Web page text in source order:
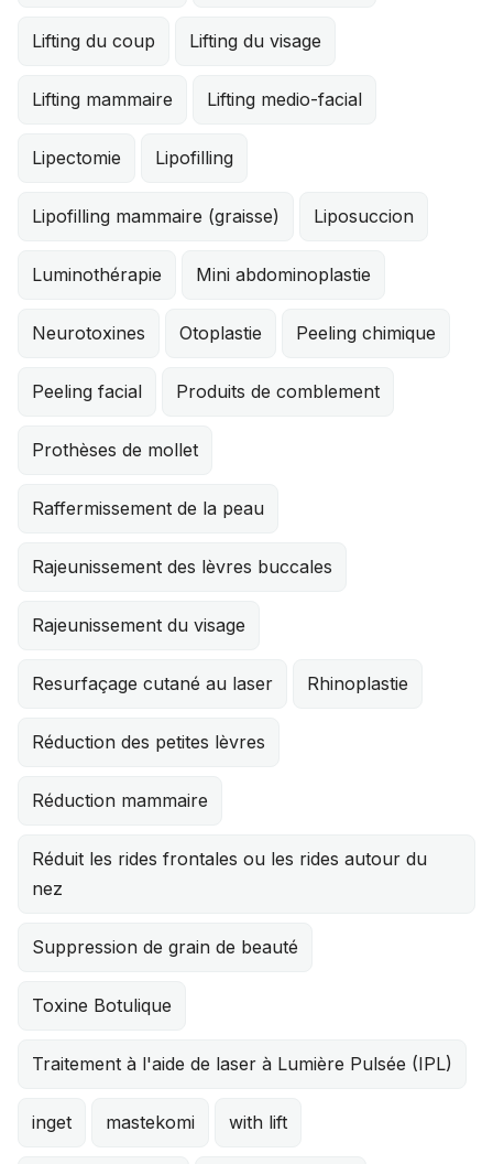
Lifting du coup Lifting du visage
Lifting mammaire Lifting medio-facial
Lipectomie Lipofilling
Lipofilling mammaire (graisse) Liposuccion
Luminothérapie Mini abdominoplastie
Neurotoxines Otoplastie Peeling chimique
Peeling facial Produits de comblement
Prothèses de mollet
Raffermissement de la peau
Rajeunissement des lèvres buccales
Rajeunissement du visage
Resurfaçage cutané au laser Rhinoplastie
Réduction des petites lèvres
Réduction mammaire
Réduit les rides frontales ou les rides autour du
nez
Suppression de grain de beauté
Toxine Botulique
Traitement à l'aide de laser à Lumière Pulsée (IPL)
inget mastekomi with lift